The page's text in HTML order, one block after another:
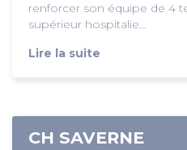
renforcer son équipe de 4
supérieur hospitalie...
Lire la suite
CH SAVERNE